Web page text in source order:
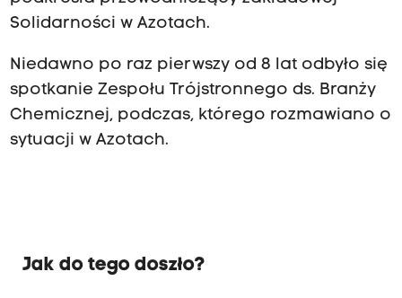
Solidarności w Azotach.
Niedawno po raz pierwszy od 8 lat odbyło się
spotkanie Zespołu Trójstronnego ds. Branży
Chemicznej, podczas, którego rozmawiano o
sytuacji w Azotach.
Jak do tego doszło?